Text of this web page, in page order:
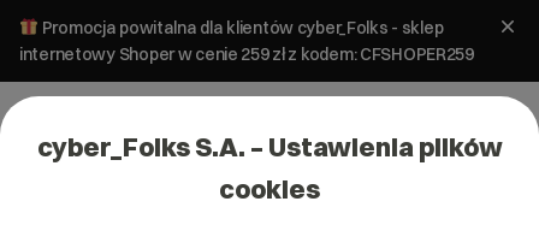
Promocja powitalna dla klientów cyber_Folks - sklep
internetowy Shoper w cenie 259 zł z kodem: CFSHOPER259
cyber_Folks S.A. – Ustawienia plików
cookies